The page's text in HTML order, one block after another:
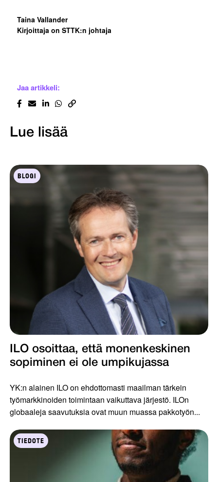
Taina Vallander
Kirjoittaja on STTK:n johtaja
Jaa artikkeli:
Lue lisää
BLOGI
ILO osoittaa, että monenkeskinen
sopiminen ei ole umpikujassa
YK:n alainen ILO on ehdottomasti maailman tärkein
työmarkkinoiden toimintaan vaikuttava järjestö. ILOn
globaaleja saavutuksia ovat muun muassa pakkotyön...
TIEDOTE